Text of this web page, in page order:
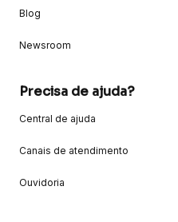
Blog
Newsroom
Precisa de ajuda?
Central de ajuda
Canais de atendimento
Ouvidoria